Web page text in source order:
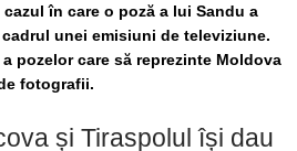
în care o poză a lui Sandu a
unei emisiuni de televiziune.
pozelor care să reprezinte Moldova
fotografii.
și Tiraspolul își dau